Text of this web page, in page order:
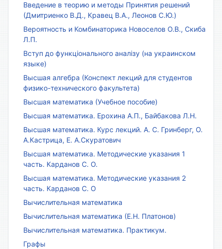
Введение в теорию и методы Принятия решений
(Дмитриенко В.Д., Кравец В.А., Леонов С.Ю.)
Вероятность и Комбинаторика Новоселов О.В., Скиба
Л.П.
Вступ до функціонального аналізу (на украинском
языке)
Высшая алгебра (Конспект лекций для студентов
физико-технического факультета)
Высшая математика (Учебное пособие)
Высшая математика. Ерохина А.П., Байбакова Л.Н.
Высшая математика. Курс лекций. А. С. Гринберг, О.
А.Кастрица, Е. А.Скуратович
Высшая математика. Методические указания 1
часть. Карданов С. О.
Высшая математика. Методические указания 2
часть. Карданов С. О
Вычислительная математика
Вычислительная математика (Е.Н. Платонов)
Вычислительная математика. Практикум.
Графы